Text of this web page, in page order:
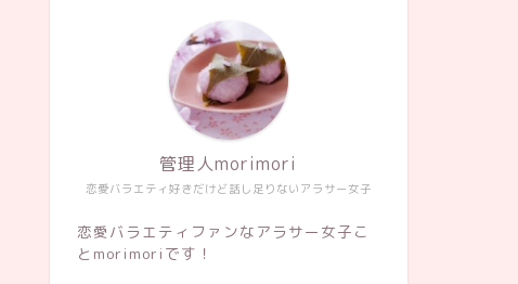
恋愛バラエティ好きだけど話し足りないアラサー女子
管理人morimori
恋愛バラエティファンなアラサー女子こ
とmorimoriです！